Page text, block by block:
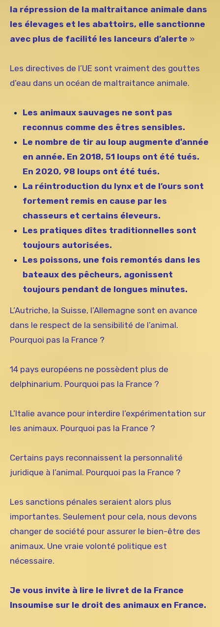
la répression de la maltraitance animale dans
les élevages et les abattoirs, elle sanctionne
avec plus de facilité les lanceurs d’alerte »
Les directives de l’UE sont vraiment des gouttes
d’eau dans un océan de maltraitance animale.
Les animaux sauvages ne sont pas
reconnus comme des êtres sensibles.
Le nombre de tir au loup augmente d’année
en année. En 2018, 51 loups ont été tués.
En 2020, 98 loups ont été tués.
La réintroduction du lynx et de l’ours sont
fortement remis en cause par les
chasseurs et certains éleveurs.
Les pratiques dîtes traditionnelles sont
toujours autorisées.
Les poissons, une fois remontés dans les
bateaux des pêcheurs, agonissent
toujours pendant de longues minutes.
L’Autriche, la Suisse, l’Allemagne sont en avance
dans le respect de la sensibilité de l’animal.
Pourquoi pas la France ?
14 pays européens ne possèdent plus de
delphinarium. Pourquoi pas la France ?
L’Italie avance pour interdire l’expérimentation sur
les animaux. Pourquoi pas la France ?
Certains pays reconnaissent la personnalité
juridique à l’animal. Pourquoi pas la France ?
Les sanctions pénales seraient alors plus
importantes. Seulement pour cela, nous devons
changer de société pour assurer le bien-être des
animaux. Une vraie volonté politique est
nécessaire.
Je vous invite à lire le livret de la France
Insoumise sur le droit des animaux en France.